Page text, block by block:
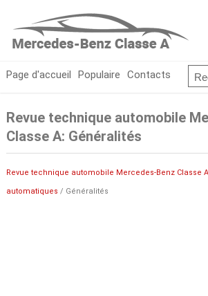
Page d'accueil Populaire Contacts
Revue technique automobile
Classe A: Généralités
Revue technique automobile Mercedes-Benz Classe A
automatiques / Généralités